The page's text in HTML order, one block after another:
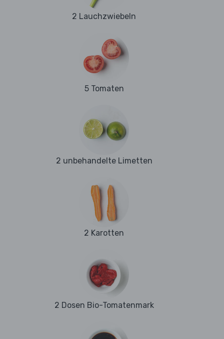
2 Lauchzwiebeln
5 Tomaten
2 unbehandelte Limetten
2 Karotten
2 Dosen Bio-Tomatenmark